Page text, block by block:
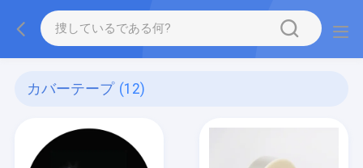
カバーテープ (12)